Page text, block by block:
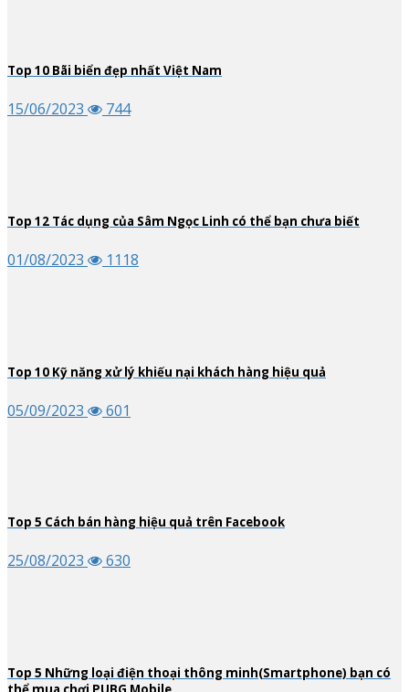
Top 10 Bãi biển đẹp nhất Việt Nam
15/06/2023 744
Top 12 Tác dụng của Sâm Ngọc Linh có thể bạn chưa biết
01/08/2023 1118
Top 10 Kỹ năng xử lý khiếu nại khách hàng hiệu quả
05/09/2023 601
Top 5 Cách bán hàng hiệu quả trên Facebook
25/08/2023 630
Top 5 Những loại điện thoại thông minh(Smartphone) bạn có